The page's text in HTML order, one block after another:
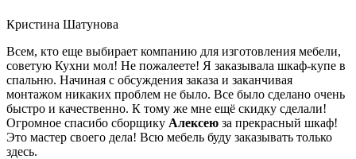
Кристина Шатунова
Всем, кто еще выбирает компанию для изготовления мебели,
советую Кухни мол! Не пожалеете! Я заказывала шкаф-купе в
спальню. Начиная с обсуждения заказа и заканчивая
монтажом никаких проблем не было. Все было сделано очень
быстро и качественно. К тому же мне ещё скидку сделали!
Огромное спасибо сборщику Алексею за прекрасный шкаф!
Это мастер своего дела! Всю мебель буду заказывать только
здесь.